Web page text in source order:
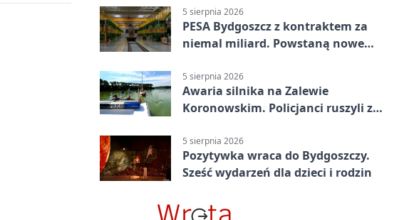
5 sierpnia 2026
PESA Bydgoszcz z kontraktem za
niemal miliard. Powstaną nowe
5 sierpnia 2026
Awaria silnika na Zalewie
Koronowskim. Policjanci ruszyli z
5 sierpnia 2026
Pozytywka wraca do Bydgoszczy.
Sześć wydarzeń dla dzieci i rodzin